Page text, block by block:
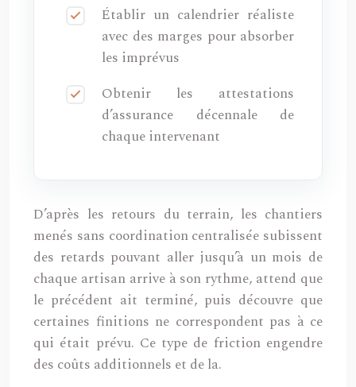
Établir un calendrier réaliste
avec des marges pour absorber
les imprévus
Obtenir les attestations
d’assurance décennale de
chaque intervenant
D’après les retours du terrain, les chantiers
menés sans coordination centralisée subissent
des retards pouvant aller jusqu’à un mois de
chaque artisan arrive à son rythme, attend que
le précédent ait terminé, puis découvre que
certaines finitions ne correspondent pas à ce
qui était prévu. Ce type de friction engendre
des coûts additionnels et de la.